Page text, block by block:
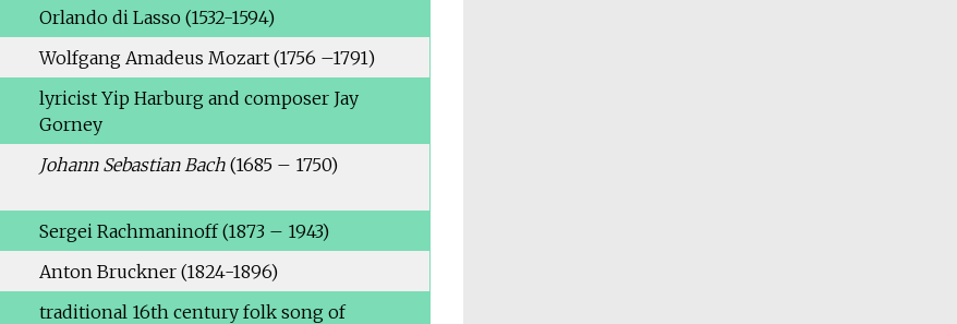
Orlando di Lasso (1532-1594)
Wolfgang Amadeus Mozart (1756 –1791)
lyricist Yip Harburg and composer Jay
Gorney
Johann Sebastian Bach (1685 – 1750)
Sergei Rachmaninoff (1873 – 1943)
Anton Bruckner (1824-1896)
traditional 16th century folk song of